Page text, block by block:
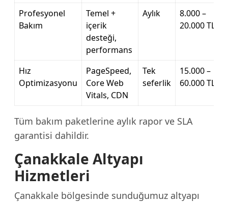
Profesyonel
Bakım
Temel +
içerik
desteği,
performans
Aylık
8.000 –
20.000 TL/ay
Hız
Optimizasyonu
PageSpeed,
Core Web
Vitals, CDN
Tek
seferlik
15.000 –
60.000 TL
Tüm bakım paketlerine aylık rapor ve SLA
garantisi dahildir.
Çanakkale Altyapı
Hizmetleri
Çanakkale bölgesinde sunduğumuz altyapı